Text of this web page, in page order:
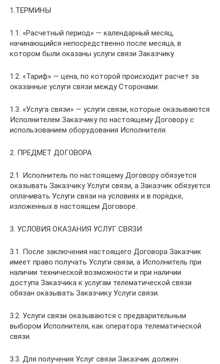
1.ТЕРМИНЫ
1.1. «Расчетный период» — календарный месяц,
начинающийся непосредственно после месяца, в
котором были оказаны услуги связи Заказчику.
1.2. «Тариф» — цена, по которой происходит расчет за
оказанные услуги связи между Сторонами.
1.3. «Услуга связи» — услуги связи, которые оказываются
Исполнителем Заказчику по настоящему Договору с
использованием оборудования Исполнителя.
2. ПРЕДМЕТ ДОГОВОРА
2.1. Исполнитель по настоящему Договору обязуется
оказывать Заказчику Услуги связи, а Заказчик обязуется
оплачивать Услуги связи на условиях и в порядке,
изложенных в настоящем Договоре.
3. УСЛОВИЯ ОКАЗАНИЯ УСЛУГ СВЯЗИ
3.1. После заключения настоящего Договора Заказчик
имеет право получать Услуги связи, а Исполнитель при
наличии технической возможности и при наличии
доступа Заказчика к услугам телематической связи
обязан оказывать Заказчику Услуги связи.
3.2. Услуги связи оказываются с предварительным
выбором Исполнителя, как оператора телематической
связи.
3.3. Для получения Услуг связи Заказчик должен